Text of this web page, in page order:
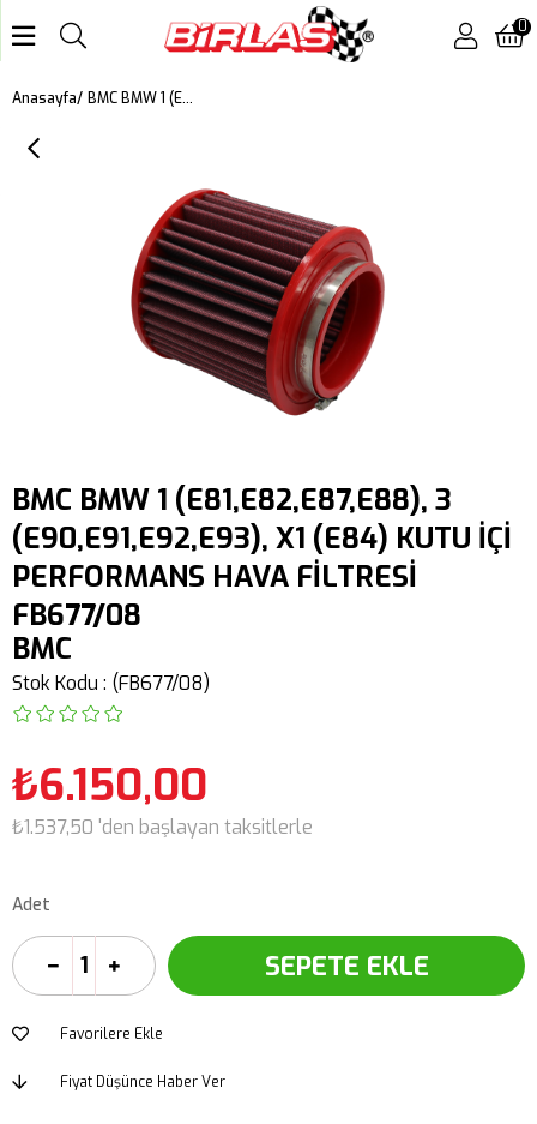
0
Anasayfa BMC BMW 1 (E81,E82,E87,E88), 3 (E90,E91,E92,E93), X1 (E84) KUTU İÇİ PERFORMANS HAVA FİLTRESİ FB677/08
BMC BMW 1 (E81,E82,E87,E88), 3
(E90,E91,E92,E93), X1 (E84) KUTU İÇİ
PERFORMANS HAVA FİLTRESİ
FB677/08
BMC
Stok Kodu (FB677/08)
₺6.150,00
₺1.537,50 'den başlayan taksitlerle
Adet
Favorilere Ekle
Fiyat Düşünce Haber Ver